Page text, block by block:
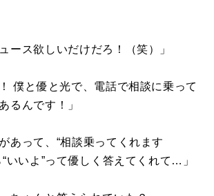
ース欲しいだけだろ！（笑）」
僕と優と光で、電話で相談に乗って
るんです！」
あって、“相談乗ってくれます
いいよ”って優しく答えてくれて…」